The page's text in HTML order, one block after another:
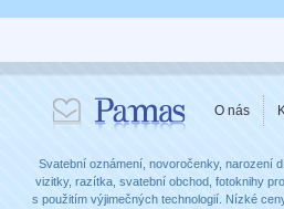
O nás
Svatební oznámení, novoročenky, narození
vizitky, razítka, svatební obchod, fotoknihy
s použitím výjimečných technologií. Nízké